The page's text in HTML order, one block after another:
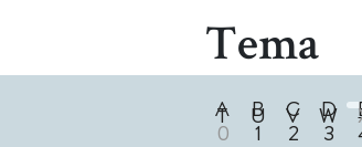
Tema
A B C D
T U V W
0 1 2 3